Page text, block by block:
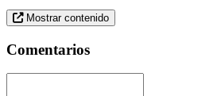
Mostrar contenido
Comentarios